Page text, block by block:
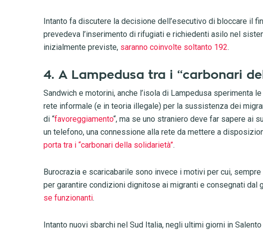
Intanto fa discutere la decisione dell’esecutivo di bloccare il
prevedeva l’inserimento di rifugiati e richiedenti asilo nel
inizialmente previste, saranno coinvolte soltanto 192.
4. A Lampedusa tra i “carbonari
Sandwich e motorini, anche l’isola di Lampedusa sperimenta
rete informale (e in teoria illegale) per la sussistenza dei
di “favoreggiamento“, ma se uno straniero deve far sapere ai
un telefono, una connessione alla rete da mettere a
porta tra i “carbonari della solidarietà”.
Burocrazia e scaricabarile sono invece i motivi per cui,
per garantire condizioni dignitose ai migranti e consegnati dal
se funzionanti.
Intanto nuovi sbarchi nel Sud Italia, negli ultimi giorni in Salento